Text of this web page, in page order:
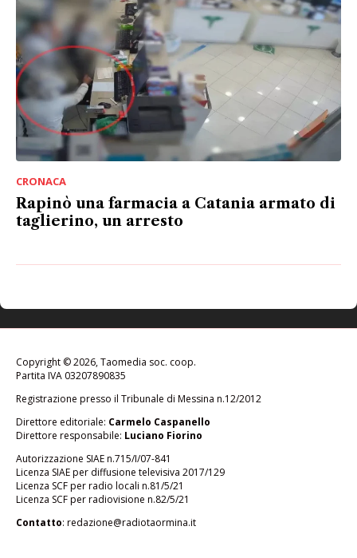
CRONACA
Rapinò una farmacia a Catania armato di
taglierino, un arresto
Copyright © 2026, Taomedia soc. coop.
Partita IVA 03207890835
Registrazione presso il Tribunale di Messina n.12/2012
Direttore editoriale: Carmelo Caspanello
Direttore responsabile: Luciano Fiorino
Autorizzazione SIAE n.715/I/07-841
Licenza SIAE per diffusione televisiva 2017/129
Licenza SCF per radio locali n.81/5/21
Licenza SCF per radiovisione n.82/5/21
Contatto: redazione@radiotaormina.it